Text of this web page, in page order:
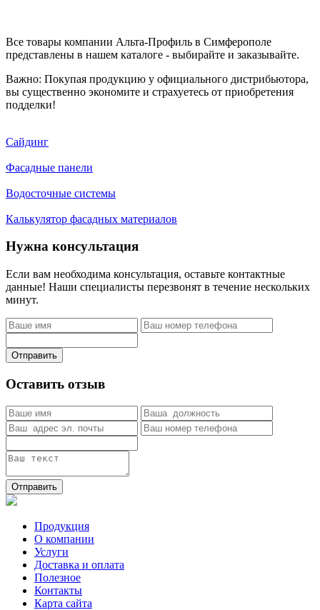
Все товары компании Альта-Профиль в Симферополе
представлены в нашем каталоге - выбирайте и заказывайте.
Важно: Покупая продукцию у официального дистрибьютора,
вы существенно экономите и страхуетесь от приобретения
подделки!
Сайдинг
Фасадные панели
Водосточные системы
Калькулятор фасадных материалов
Нужна консультация
Если вам необходима консультация, оставьте контактные
данные! Наши специалисты перезвонят в течение нескольких
минут.
Отправить
Оставить отзыв
Отправить
Продукция
О компании
Услуги
Доставка и оплата
Полезное
Контакты
Карта сайта